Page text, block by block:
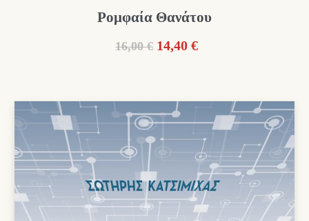
Ρομφαία Θανάτου
16,00 € Original
16,00 €.
14,40 €Η
είναι:
14,40 €.